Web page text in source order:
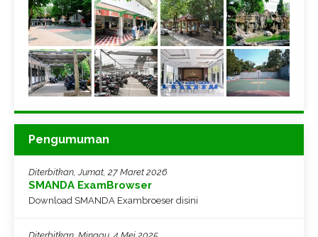
Pengumuman
Diterbitkan, Jumat, 27 Maret 2026
SMANDA ExamBrowser
Download SMANDA Exambroeser disini